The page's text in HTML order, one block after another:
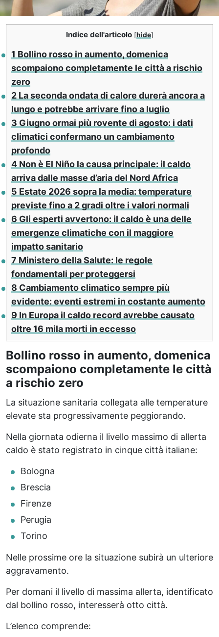
Indice dell'articolo [hide]
1 Bollino rosso in aumento, domenica
scompaiono completamente le città a rischio
zero
2 La seconda ondata di calore durerà ancora a
lungo e potrebbe arrivare fino a luglio
3 Giugno ormai più rovente di agosto: i dati
climatici confermano un cambiamento
profondo
4 Non è El Niño la causa principale: il caldo
arriva dalle masse d’aria del Nord Africa
5 Estate 2026 sopra la media: temperature
previste fino a 2 gradi oltre i valori normali
6 Gli esperti avvertono: il caldo è una delle
emergenze climatiche con il maggiore
impatto sanitario
7 Ministero della Salute: le regole
fondamentali per proteggersi
8 Cambiamento climatico sempre più
evidente: eventi estremi in costante aumento
9 In Europa il caldo record avrebbe causato
oltre 16 mila morti in eccesso
Bollino rosso in aumento, domenica
scompaiono completamente le città
a rischio zero
La situazione sanitaria collegata alle temperature
elevate sta progressivamente peggiorando.
Nella giornata odierna il livello massimo di allerta
caldo è stato registrato in cinque città italiane:
Bologna
Brescia
Firenze
Perugia
Torino
Nelle prossime ore la situazione subirà un ulteriore
aggravamento.
Per domani il livello di massima allerta, identificato
dal bollino rosso, interesserà otto città.
L’elenco comprende: